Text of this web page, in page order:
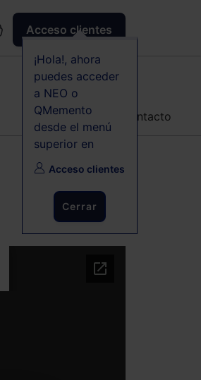
Acceso clientes
¡Hola!, ahora
puedes acceder
a NEO o
QMemento
desde el menú
superior en
Acceso clientes
Cerrar
Agenda Contacto